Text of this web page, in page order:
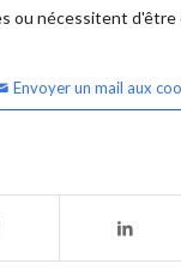
ou nécessitent
Envoyer un mail aux